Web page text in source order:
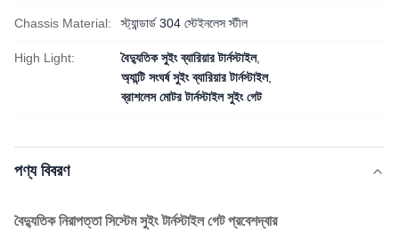
Chassis Material: স্ট্যান্ডার্ড 304 স্টেইনলেস স্টীল
High Light: বৈদ্যুতিক সুইং ব্যারিয়ার টার্নস্টাইল,
অ্যান্টি সংঘর্ষ সুইং ব্যারিয়ার টার্নস্টাইল,
ব্রাশলেস মোটর টার্নস্টাইল সুইং গেট
পণ্য বিবরণ
বৈদ্যুতিক নিরাপত্তা সিস্টেম সুইং টার্নস্টাইল গেট প্রবেশদ্বার